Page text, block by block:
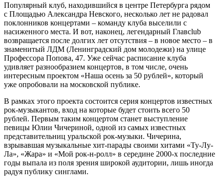
Популярный клуб, находившийся в центре Петербурга рядом
с Площадью Александра Невского, несколько лет не радовал
поклонников концертами – команду клуба выселили с
насиженного места. И вот, наконец, легендарный Главclub
возвращается после долгих лет отсутствия – в новое место – в
знаменитый ЛДМ (Ленинградский дом молодежи) на улице
Профессора Попова, 47. Уже сейчас расписание клуба
удивляет разнообразием концертов, в том числе, очень
интересным проектом «Наша осень за 50 рублей», который
уже опробовали на московской публике.
В рамках этого проекта состоится серия концертов известных
рок-музыкантов, вход на которые будет стоить всего 50
рублей. Первым таким концертом станет выступление
певицы Юлии Чичериной, одной из самых известных
представительниц уральской рок-музыки. Чичерина,
взрывавшая музыкальные хит-парады своими хитами «Ту-Лу-
Ла», «Жара» и «Мой рок-н-ролл» в середине 2000-х последние
годы выпала из поля зрения широкой аудитории, лишь иногда
радуя публику синглами.